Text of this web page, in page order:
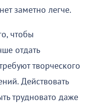
заметно легче.
чтобы
отдать
творческого
Действовать
трудновато даже